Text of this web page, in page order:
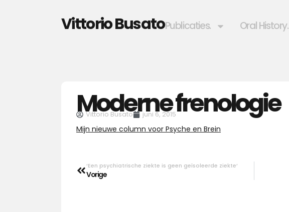
Vittorio BusatoPublicaties. Oral History.
Moderne frenologie
Vittorio Busato juni 6, 2015
Mijn nieuwe column voor Psyche en Brein
Vorige
‘Een psychiatrische ziekte is geen geïsoleerde ziekte’